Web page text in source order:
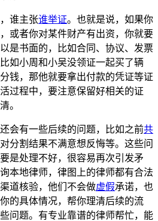
谁主张谁举证。也就是说，如果你
或者你对某件财产有出资，你就要
是书面的，比如合同、协议、发票
如小周和小吴没领证一起买了辆
钱，那他就要拿出付款的凭证等证
过程中，要注意保留好相关的证
。
会有一些后续的问题，比如之前共
分割结果不满意想反悔等。这些问
是处理不好，很容易再次引发矛
本地律师，律图上的律师都有合法
道核验，他们不会做虚假承诺，也
的具体情况，帮你理清后续的流
问题。有专业靠谱的律师帮忙，能